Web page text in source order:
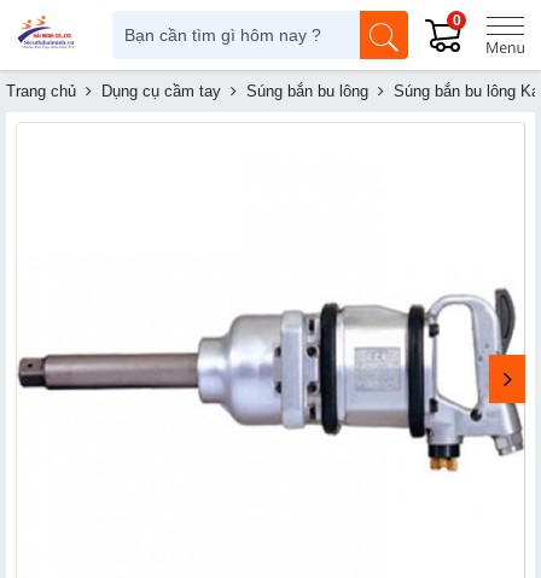
0
Trang chủ Dụng cụ cầm tay Súng bắn bu lông Súng bắn bu lông